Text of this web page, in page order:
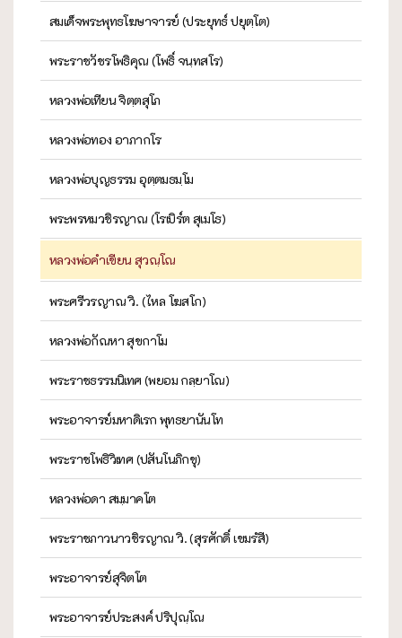
สมเด็จพระพุทธโฆษาจารย์ (ประยุทธ์ ปยุตฺโต)
พระราชวัชรโพธิคุณ (โพธิ์ จนฺทสโร)
หลวงพ่อเทียน จิตฺตสุโภ
หลวงพ่อทอง อาภากโร
หลวงพ่อบุญธรรม อุตฺตมธมฺโม
พระพรหมวชิรญาณ (โรเบิร์ต สุเมโธ)
หลวงพ่อคำเขียน สุวณฺโณ
พระศรีวรญาณ วิ. (ไหล โฆสโก)
หลวงพ่อกัณหา สุขกาโม
พระราชธรรมนิเทศ (พยอม กลฺยาโณ)
พระอาจารย์มหาดิเรก พุทธยานันโท
พระราชโพธิวิเทศ (ปสันโนภิกขุ)
หลวงพ่อดา สมฺมาคโต
พระราชภาวนาวชิรญาณ วิ. (สุรศักดิ์ เขมรํสี)
พระอาจารย์สุจิตโต
พระอาจารย์ประสงค์ ปริปุณฺโณ